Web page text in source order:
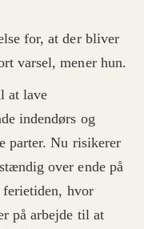
for, at der bliver
varsel, mener hun.
at lave
indendørs og
parter. Nu risikerer
over ende på
hvor
på arbejde til at